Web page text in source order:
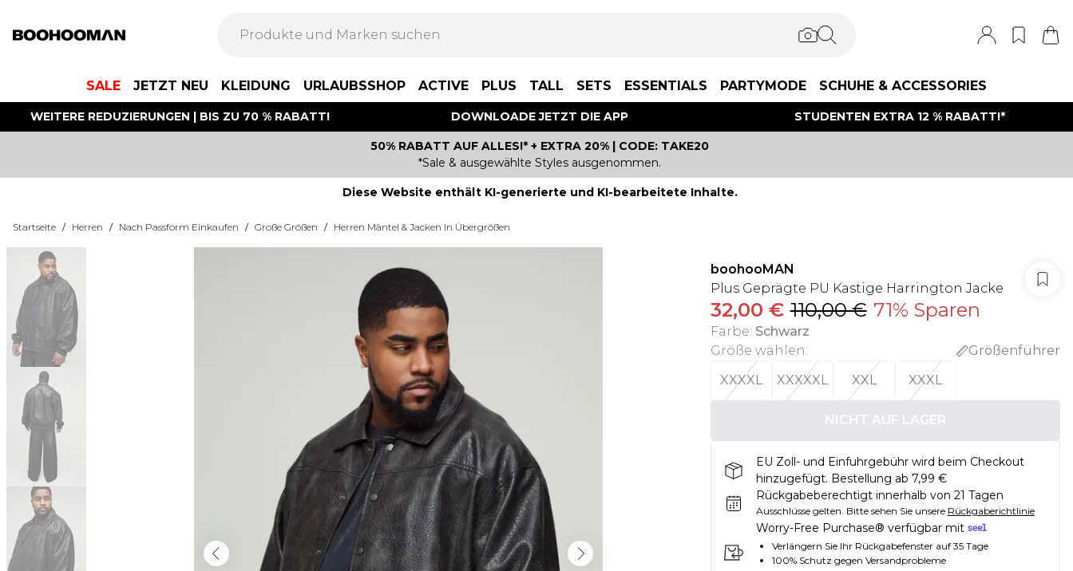
SALE JETZT NEU KLEIDUNG URLAUBSSHOP ACTIVE PLUS TALL SETS ESSENTIALS PARTYMODE SCHUHE & ACCESSORIES
WEITERE REDUZIERUNGEN | BIS ZU 70 % RABATT! DOWNLOADE JETZT DIE APP STUDENTEN EXTRA 12 % RABATT!*
50% RABATT AUF ALLES!* + EXTRA 20% | CODE: TAKE20
*Sale & ausgewählte Styles ausgenommen.
Diese Website enthält KI-generierte und KI-bearbeitete Inhalte.
Startseite / Herren / Nach Passform Einkaufen / Große Größen / Herren Mäntel & Jacken In Übergrößen
boohooMAN
Plus Geprägte PU Kastige Harrington Jacke
32,00 € 110,00 € 71% Sparen
Farbe: Schwarz
Größe wählen:
Größenführer
XXXXL
XXXXXL XXL XXXL
NICHT AUF LAGER
EU Zoll- und Einfuhrgebühr wird beim Checkout
hinzugefügt. Bestellung ab 7,99 €
Rückgabeberechtigt innerhalb von 21 Tagen
Ausschlüsse gelten. Bitte sehen Sie unsere Rückgaberichtlinie
Worry-Free Purchase® verfügbar mit
Verlängern Sie Ihr Rückgabefenster auf 35 Tage
100% Schutz gegen Versandprobleme